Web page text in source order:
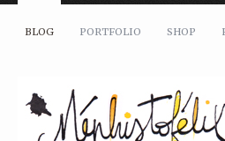
BLOG PORTFOLIO SHOP